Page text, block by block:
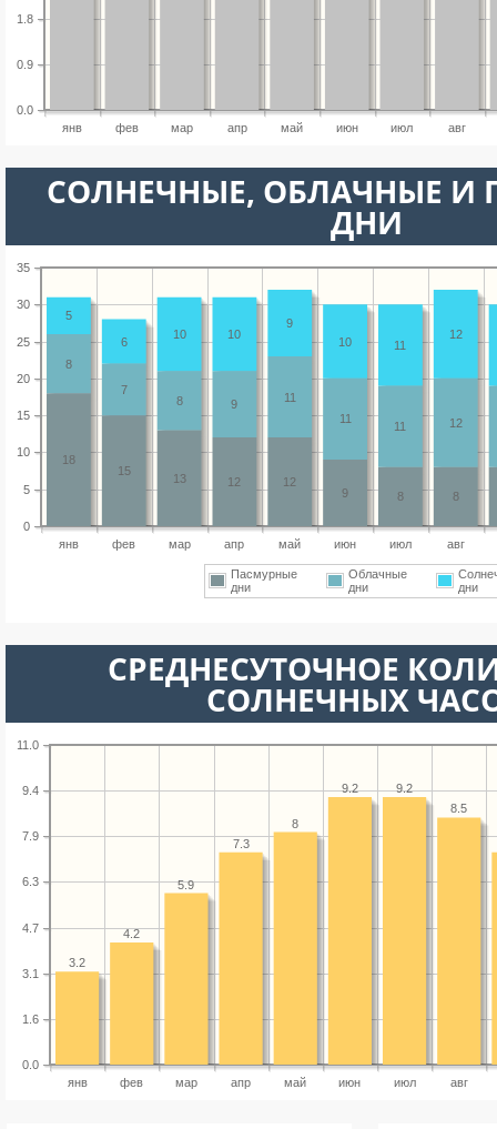
янв фев мар апр май июн июл авг
0.0
0.9
1.8
CОЛНЕЧНЫЕ, ОБЛАЧНЫЕ И
ДНИ
янв фев мар апр май июн июл авг
0
5
10
15
20
25
30
35
8
8
9
12
12
13
15
18
12
11
11
11
9
8
7
8
12
11
10
9
10
10
6
5
Пасмурные
дни
Облачные
дни
дни
СРЕДНЕСУТОЧНОЕ
СОЛНЕЧНЫХ
янв фев мар апр май июн июл авг
0.0
1.6
3.1
4.7
6.3
7.9
9.4
11.0
8.5
9.2
9.2
8
7.3
5.9
4.2
3.2